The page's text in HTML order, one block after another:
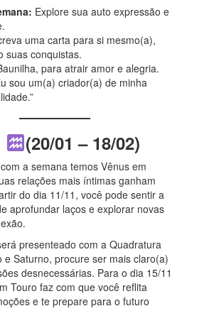
Explore sua auto expressão e
uma carta para si mesmo(a),
suas conquistas.
para atrair amor e alegria.
sou um(a) criador(a) de minha
(20/01 – 18/02)
a semana temos Vênus em
relações mais íntimas ganham
do dia 11/11, você pode sentir a
aprofundar laços e explorar novas
presenteado com a Quadratura
e Saturno, procure ser mais claro(a)
desnecessárias. Para o dia 15/11
Touro faz com que você reflita
e te prepare para o futuro